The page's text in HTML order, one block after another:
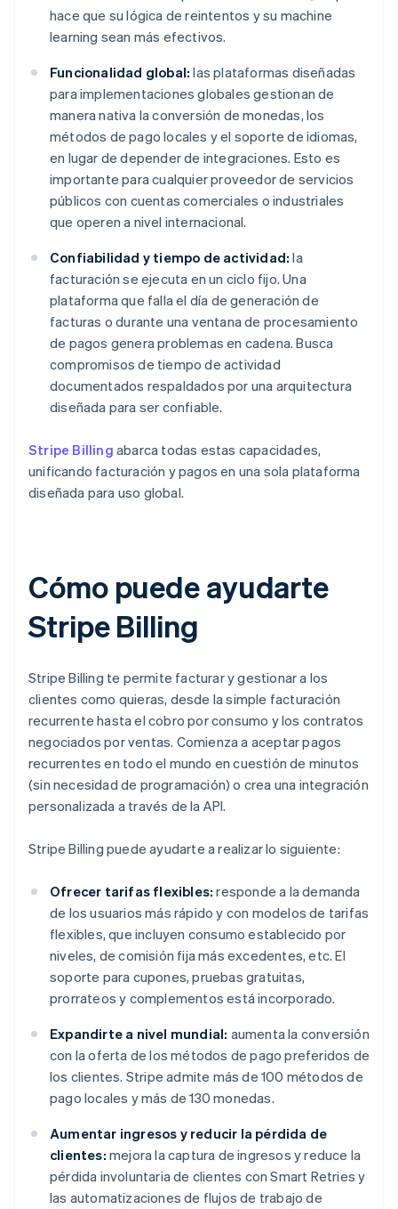
hace que su lógica de reintentos y su machine
learning sean más efectivos.
Funcionalidad global: las plataformas diseñadas
para implementaciones globales gestionan de
manera nativa la conversión de monedas, los
métodos de pago locales y el soporte de idiomas,
en lugar de depender de integraciones. Esto es
importante para cualquier proveedor de servicios
públicos con cuentas comerciales o industriales
que operen a nivel internacional.
Confiabilidad y tiempo de actividad: la
facturación se ejecuta en un ciclo fijo. Una
plataforma que falla el día de generación de
facturas o durante una ventana de procesamiento
de pagos genera problemas en cadena. Busca
compromisos de tiempo de actividad
documentados respaldados por una arquitectura
diseñada para ser confiable.
Stripe Billing abarca todas estas capacidades,
unificando facturación y pagos en una sola plataforma
diseñada para uso global.
Cómo puede ayudarte
Stripe Billing
Stripe Billing te permite facturar y gestionar a los
clientes como quieras, desde la simple facturación
recurrente hasta el cobro por consumo y los contratos
negociados por ventas. Comienza a aceptar pagos
recurrentes en todo el mundo en cuestión de minutos
(sin necesidad de programación) o crea una integración
personalizada a través de la API.
Stripe Billing puede ayudarte a realizar lo siguiente:
Ofrecer tarifas flexibles: responde a la demanda
de los usuarios más rápido y con modelos de tarifas
flexibles, que incluyen consumo establecido por
niveles, de comisión fija más excedentes, etc. El
soporte para cupones, pruebas gratuitas,
prorrateos y complementos está incorporado.
Expandirte a nivel mundial: aumenta la conversión
con la oferta de los métodos de pago preferidos de
los clientes. Stripe admite más de 100 métodos de
pago locales y más de 130 monedas.
Aumentar ingresos y reducir la pérdida de
clientes: mejora la captura de ingresos y reduce la
pérdida involuntaria de clientes con Smart Retries y
las automatizaciones de flujos de trabajo de